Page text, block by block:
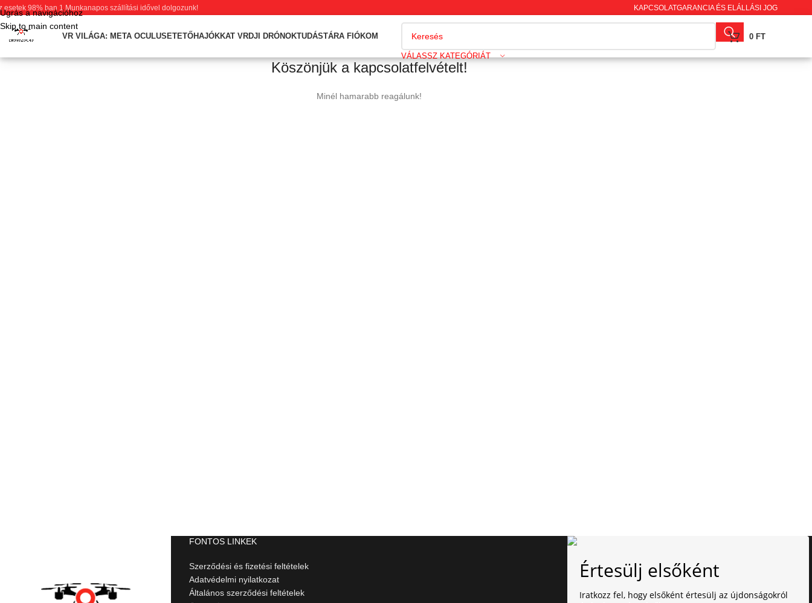
Ugrás a navigációhoz
Skip to main content
esetek 98% ban 1 Munkanapos szállítási idővel dolgozunk! KAPCSOLATGARANCIA ÉS ELÁLLÁSI JOG
VR VILÁGA: META OCULUS ETETŐHAJÓKKAT VRDJI DRÓNOKTUDÁSTÁRA FIÓKOM
VÁLASSZ KATEGÓRIÁT
0 FT
Köszönjük a kapcsolatfelvételt!
Minél hamarabb reagálunk!
FONTOS LINKEK
Szerződési és fizetési feltételek
Adatvédelmi nyilatkozat
Általános szerződési feltételek
Értesülj elsőként
Iratkozz fel, hogy elsőként értesülj az újdonságokról